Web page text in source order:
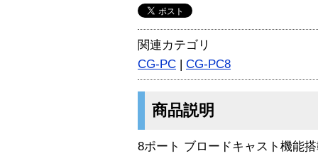
関連カテゴリ
CG-PC | CG-PC8
商品説明
8ポート ブロードキャスト機能